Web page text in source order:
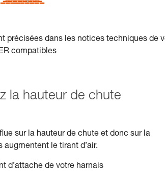
précisées dans les notices techniques de
compatibles
la hauteur de chute
sur la hauteur de chute et donc sur la
augmentent le tirant d’air.
d’attache de votre harnais